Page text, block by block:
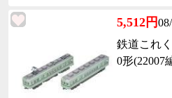
5,512円
鉄道これ
0形(22007